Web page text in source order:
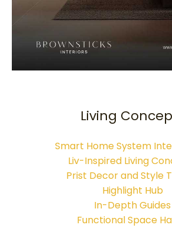
Living
Smart Home System
Liv-Inspired Living
Prist Decor and Style
Highlight Hub
In-Depth Guides
Functional Space